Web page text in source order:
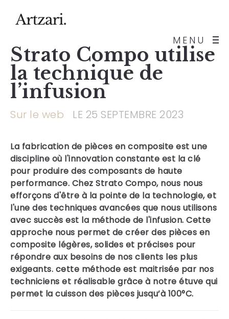
MENU
Strato Compo utilise
la technique de
l’infusion
Sur le web LE 25 SEPTEMBRE 2023
La fabrication de pièces en composite est une
discipline où l'innovation constante est la clé
pour produire des composants de haute
performance. Chez Strato Compo, nous nous
efforçons d'être à la pointe de la technologie, et
l'une des techniques avancées que nous utilisons
avec succès est la méthode de l'infusion. Cette
approche nous permet de créer des pièces en
composite légères, solides et précises pour
répondre aux besoins de nos clients les plus
exigeants. cette méthode est maitrisée par nos
techniciens et réalisable grâce à notre étuve qui
permet la cuisson des pièces jusqu’à 100°C.